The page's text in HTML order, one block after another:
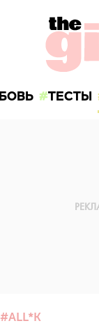
ТЕСТЫ
ALL*K